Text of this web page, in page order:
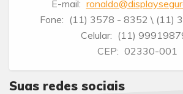
E-mail:
Fone: (11) 3578 - 8352 \ (11)
Celular: (11)
CEP: 02330-001
Suas redes sociais